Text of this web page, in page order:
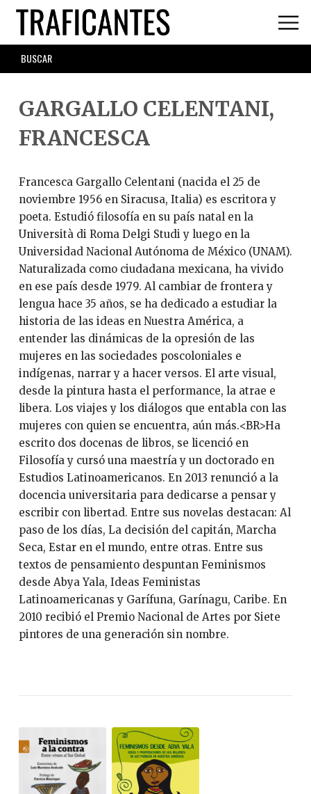
Skip
main
content
SEARCH
FORM
GARGALLO CELENTANI,
FRANCESCA
Francesca Gargallo Celentani (nacida el 25 de
noviembre 1956 en Siracusa, Italia) es escritora y
poeta. Estudió filosofía en su país natal en la
Università di Roma Delgi Studi y luego en la
Universidad Nacional Autónoma de México (UNAM).
Naturalizada como ciudadana mexicana, ha vivido
en ese país desde 1979. Al cambiar de frontera y
lengua hace 35 años, se ha dedicado a estudiar la
historia de las ideas en Nuestra América, a
entender las dinámicas de la opresión de las
mujeres en las sociedades poscoloniales e
indígenas, narrar y a hacer versos. El arte visual,
desde la pintura hasta el performance, la atrae e
libera. Los viajes y los diálogos que entabla con las
mujeres con quien se encuentra, aún más.<BR>Ha
escrito dos docenas de libros, se licenció en
Filosofía y cursó una maestría y un doctorado en
Estudios Latinoamericanos. En 2013 renunció a la
docencia universitaria para dedicarse a pensar y
escribir con libertad. Entre sus novelas destacan: Al
paso de los días, La decisión del capitán, Marcha
Seca, Estar en el mundo, entre otras. Entre sus
textos de pensamiento despuntan Feminismos
desde Abya Yala, Ideas Feministas
Latinoamericanas y Garífuna, Garínagu, Caribe. En
2010 recibió el Premio Nacional de Artes por Siete
pintores de una generación sin nombre.